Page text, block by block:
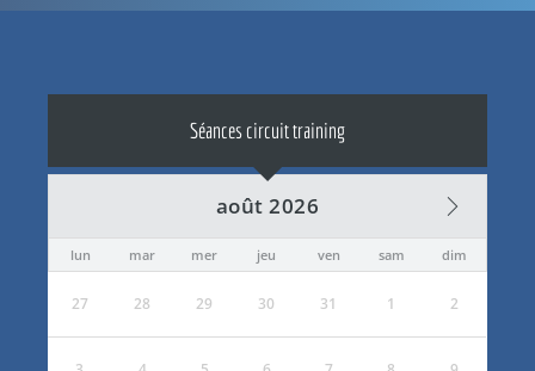
Séances circuit training
août 2026
lun mar mer jeu ven sam dim
27 28 29 30 31 1 2